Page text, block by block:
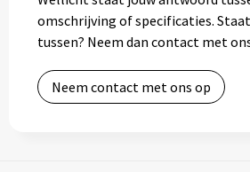
omschrijving of specificaties.
tussen? Neem dan contact met
Neem contact met ons op